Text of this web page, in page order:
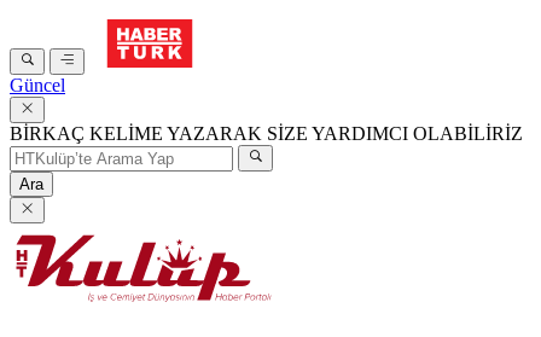
Güncel
BİRKAÇ KELİME YAZARAK SİZE YARDIMCI OLABİLİRİZ
Ara